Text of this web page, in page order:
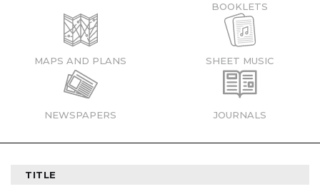
BOOKLETS
MAPS AND PLANS SHEET MUSIC
NEWSPAPERS JOURNALS
TITLE